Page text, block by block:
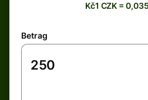
Kč1 CZK =
Betrag